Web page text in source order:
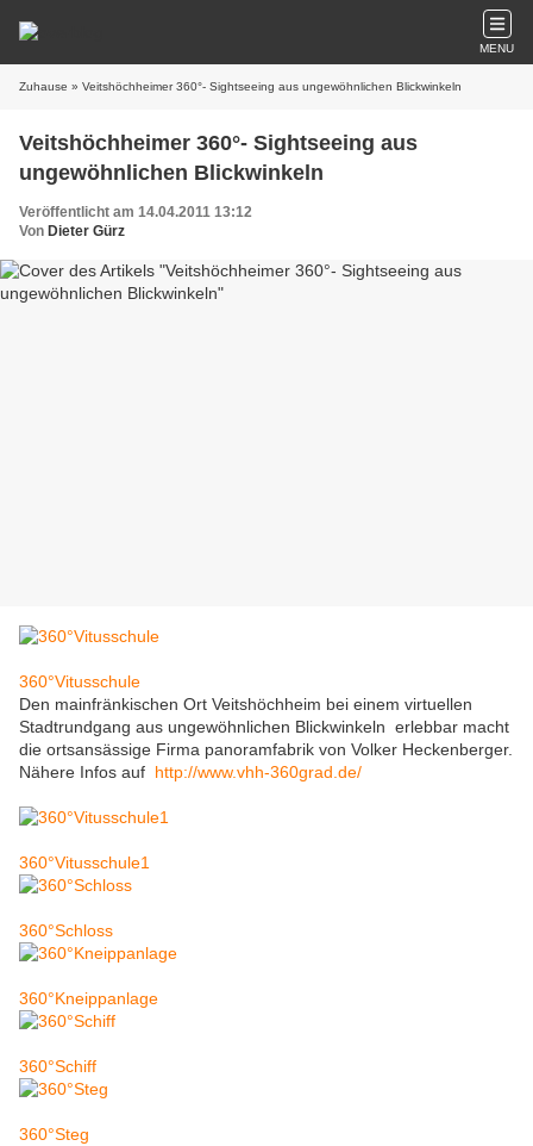
MENU
Zuhause » Veitshöchheimer 360°- Sightseeing aus ungewöhnlichen Blickwinkeln
Veitshöchheimer 360°- Sightseeing aus
ungewöhnlichen Blickwinkeln
Veröffentlicht am 14.04.2011 13:12
Von Dieter Gürz
360°Vitusschule
Den mainfränkischen Ort Veitshöchheim bei einem virtuellen
Stadtrundgang aus ungewöhnlichen Blickwinkeln erlebbar macht
die ortsansässige Firma panoramfabrik von Volker Heckenberger.
Nähere Infos auf http://www.vhh-360grad.de/
360°Vitusschule1
360°Schloss
360°Kneippanlage
360°Schiff
360°Steg